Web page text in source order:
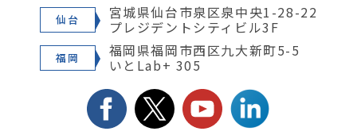
仙台 宮城県仙台市泉区泉中央1-28-22
プレジデントシティビル3F
福岡 福岡県福岡市西区九大新町5-5
いとLab+ 305